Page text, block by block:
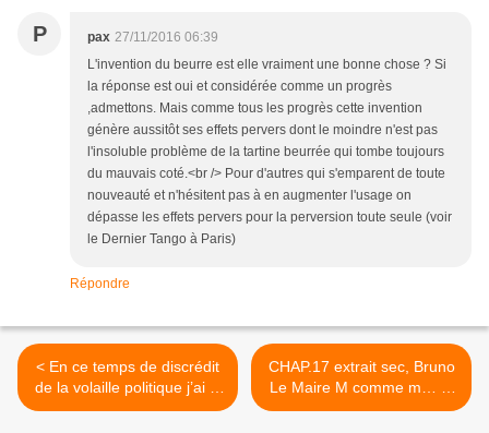
P pax 27/11/2016 06:39
L'invention du beurre est elle vraiment une bonne chose ? Si
la réponse est oui et considérée comme un progrès
,admettons. Mais comme tous les progrès cette invention
génère aussitôt ses effets pervers dont le moindre n'est pas
l'insoluble problème de la tartine beurrée qui tombe toujours
du mauvais coté.<br /> Pour d'autres qui s'emparent de toute
nouveauté et n'hésitent pas à en augmenter l'usage on
dépasse les effets pervers pour la perversion toute seule (voir
le Dernier Tango à Paris)
Répondre
< En ce temps de discrédit
de la volaille politique j’ai la
nostalgie des riches heures
CHAP.17 extrait sec, Bruno
Le Maire M comme m… et
François Fillon « The